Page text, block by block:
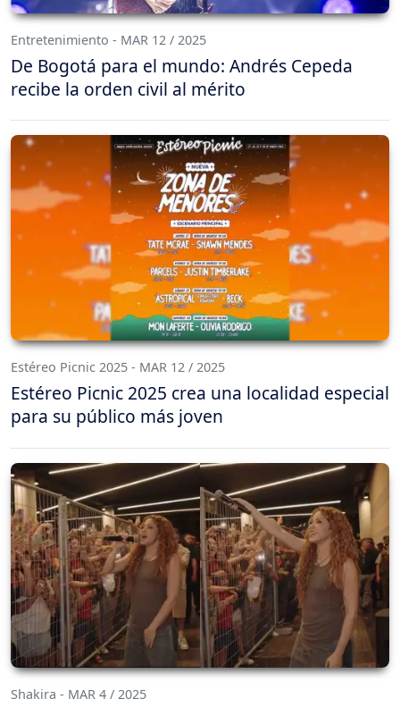
Entretenimiento - MAR 12 / 2025
De Bogotá para el mundo: Andrés Cepeda
recibe la orden civil al mérito
Estéreo Picnic 2025 - MAR 12 / 2025
Estéreo Picnic 2025 crea una localidad especial
para su público más joven
Shakira - MAR 4 / 2025